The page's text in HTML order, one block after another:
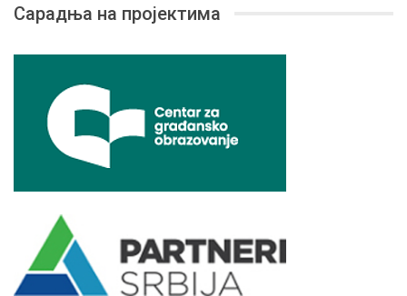
Сарадња на пројектима